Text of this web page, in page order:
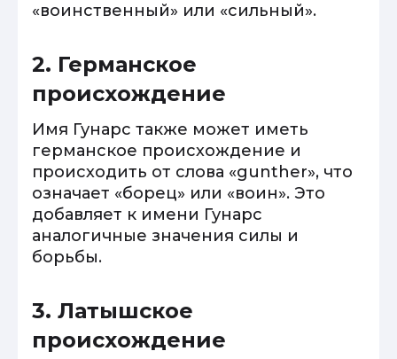
«воинственный» или «сильный».
2. Германское
происхождение
Имя Гунарс также может иметь
германское происхождение и
происходить от слова «gunther», что
означает «борец» или «воин». Это
добавляет к имени Гунарс
аналогичные значения силы и
борьбы.
3. Латышское
происхождение